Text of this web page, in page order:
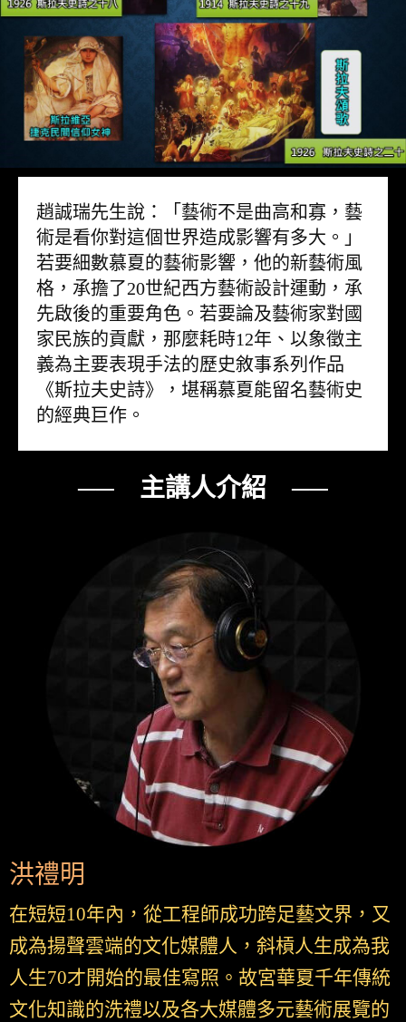
趙誠瑞先生說：「藝術不是曲高和寡，藝
術是看你對這個世界造成影響有多大。」
若要細數慕夏的藝術影響，他的新藝術風
格，承擔了20世紀西方藝術設計運動，承
先啟後的重要角色。若要論及藝術家對國
家民族的貢獻，那麼耗時12年、以象徵主
義為主要表現手法的歷史敘事系列作品
《斯拉夫史詩》，堪稱慕夏能留名藝術史
的經典巨作。
── 主講人介紹 ──
洪禮明
在短短10年內，從工程師成功跨足藝文界，又
成為揚聲雲端的文化媒體人，斜槓人生成為我
人生70才開始的最佳寫照。故宮華夏千年傳統
文化知識的洗禮以及各大媒體多元藝術展覽的